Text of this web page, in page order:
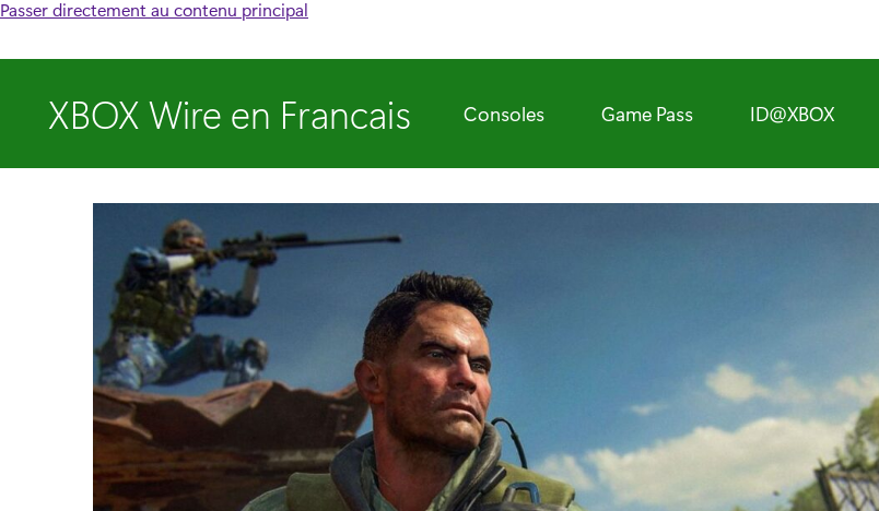
Passer directement au contenu principal
XBOX Wire en Francais Consoles Game Pass ID@XBOX